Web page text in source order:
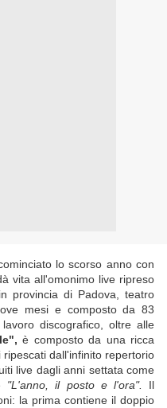
lo scorso anno con
vita all'omonimo live ripreso
provincia di Padova, teatro
mesi e composto da 83
discografico, oltre alle
è composto da una ricca
dall'infinito repertorio
live dagli anni settata come
"L'anno, il posto e l'ora".
Il
la prima contiene il doppio